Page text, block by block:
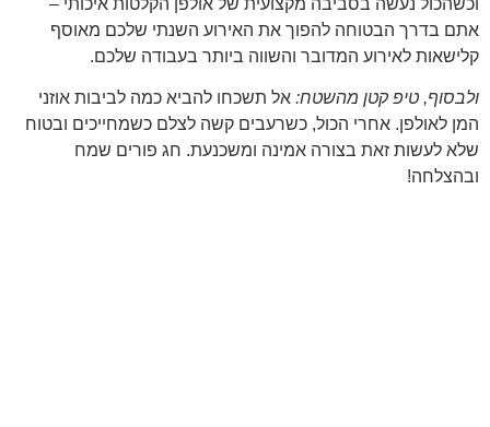
וכשהכול נעשה בסביבה מקצועית של אולפן הקלטות איכותי –
אתם בדרך הבטוחה להפוך את האירוע השנתי שלכם מאוסף
קלישאות לאירוע המדובר והשווה ביותר בעבודה שלכם.
ולבסוף, טיפ קטן מהשטח: אל תשכחו להביא כמה לביבות אוזני
המן לאולפן. אחרי הכול, כשרעבים קשה לצלם כשמחייכים ובטוח
שלא לעשות זאת בצורה אמינה ומשכנעת. חג פורים שמח
ובהצלחה!